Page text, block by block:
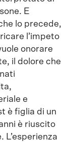
E
lo precede,
l’impeto
onorare
il dolore che
e
è figlia di un
è riuscito
L’esperienza